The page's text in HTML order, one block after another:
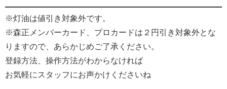
※灯油は値引き対象外です。
※森正メンバーカード、プロカードは２円引き対象外とな
りますので、あらかじめご了承ください。
登録方法、操作方法がわからなければ
お気軽にスタッフにお声かけくださいね